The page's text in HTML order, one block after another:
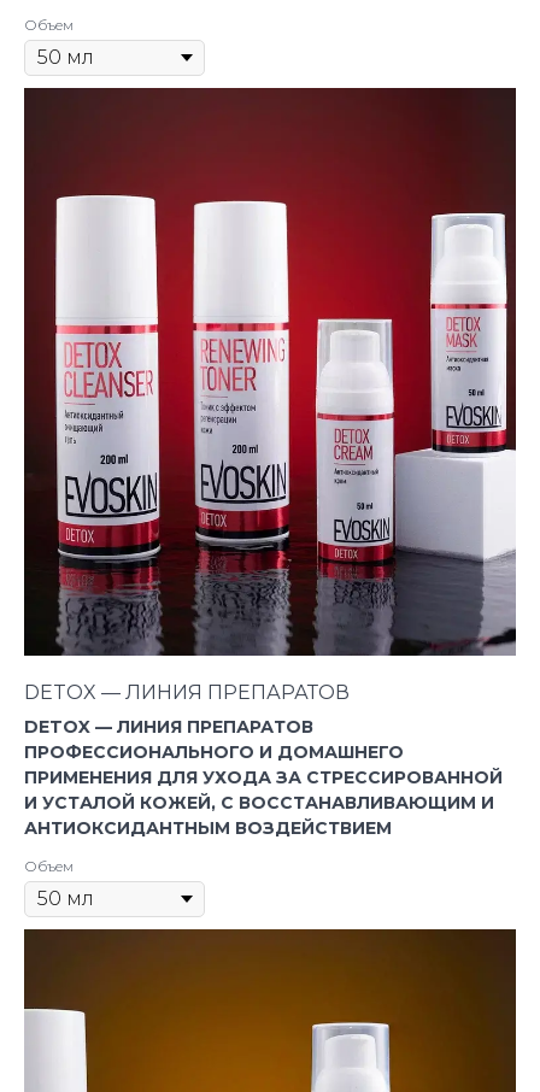
Объем
DETOX — ЛИНИЯ ПРЕПАРАТОВ
DETOX — ЛИНИЯ ПРЕПАРАТОВ
ПРОФЕССИОНАЛЬНОГО И ДОМАШНЕГО
ПРИМЕНЕНИЯ ДЛЯ УХОДА ЗА СТРЕССИРОВАННОЙ
И УСТАЛОЙ КОЖЕЙ, С ВОССТАНАВЛИВАЮЩИМ И
АНТИОКСИДАНТНЫМ ВОЗДЕЙСТВИЕМ
Объем